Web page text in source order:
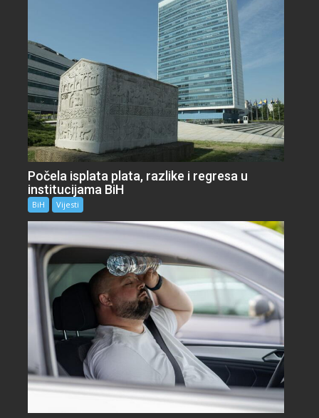
Počela isplata plata, razlike i regresa u
institucijama BiH
BiH Vijesti